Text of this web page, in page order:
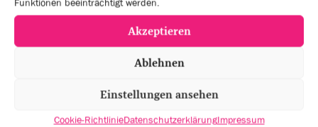
Akzeptieren
Ablehnen
Einstellungen ansehen
Cookie-RichtlinieDatenschutzerklärungImpressum
Leistungen anzukurbeln